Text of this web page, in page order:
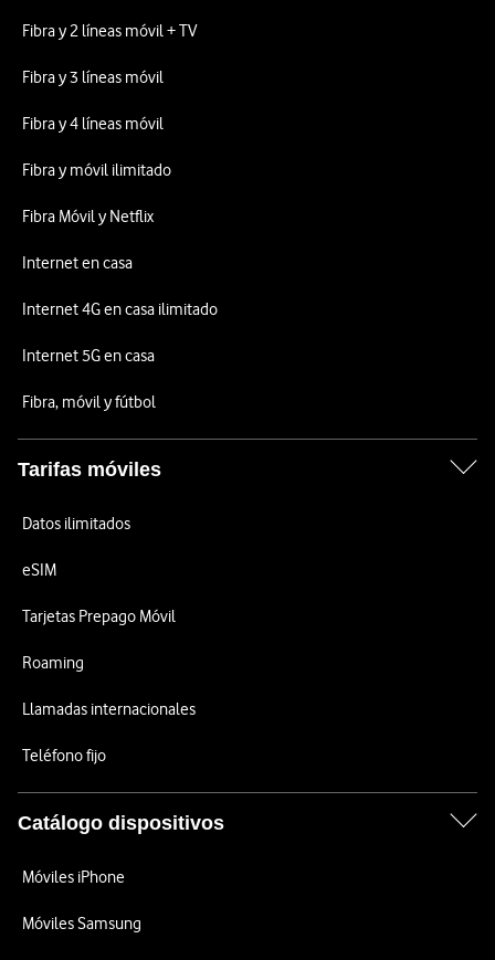
Fibra y 2 líneas móvil + TV
Fibra y 3 líneas móvil
Fibra y 4 líneas móvil
Fibra y móvil ilimitado
Fibra Móvil y Netflix
Internet en casa
Internet 4G en casa ilimitado
Internet 5G en casa
Fibra, móvil y fútbol
Tarifas móviles
Datos ilimitados
eSIM
Tarjetas Prepago Móvil
Roaming
Llamadas internacionales
Teléfono fijo
Catálogo dispositivos
Móviles iPhone
Móviles Samsung